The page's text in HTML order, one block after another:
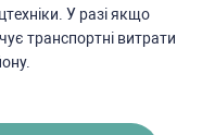
У разі якщо
транспортні витрати